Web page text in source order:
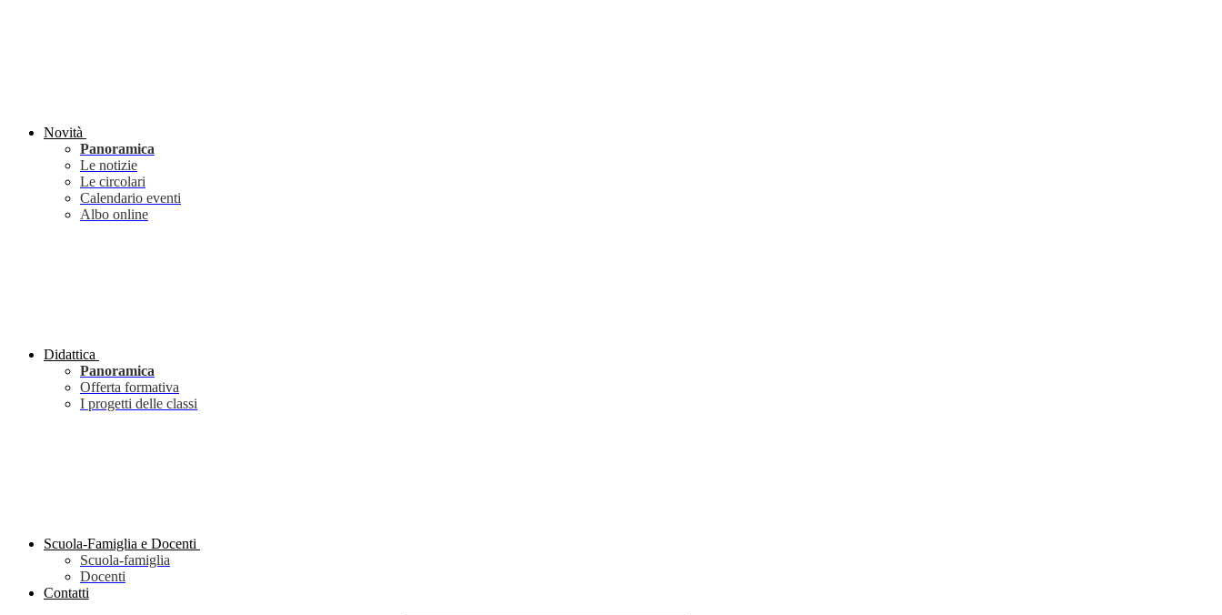
Novità
Panoramica
Le notizie
Le circolari
Calendario eventi
Albo online
Didattica
Panoramica
Offerta formativa
I progetti delle classi
Scuola-Famiglia e Docenti
Scuola-famiglia
Docenti
Contatti